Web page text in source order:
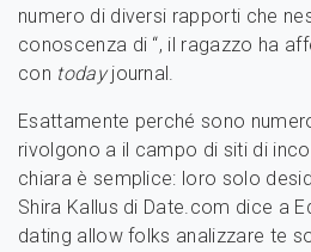
numero di diversi rapporti che
conoscenza di “, il ragazzo ha
con todayjournal.
Esattamente perché sono
rivolgono a il campo di siti di
chiara è semplice: loro solo
Shira Kallus di Date.com dice a
dating allow folks analizzare te